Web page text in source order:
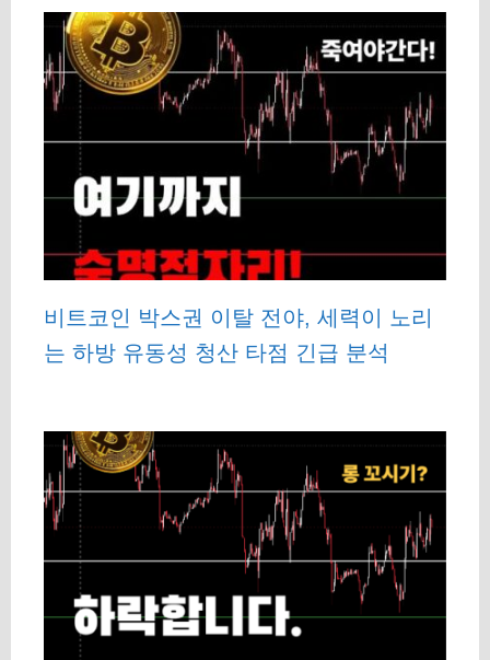
비트코인 박스권 이탈 전야, 세력이 노리
는 하방 유동성 청산 타점 긴급 분석